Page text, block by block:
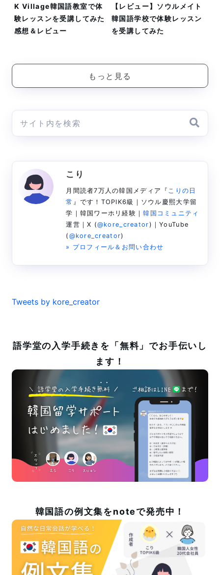
K Village韓国語教室で体
験レッスンを受講してみた
感想＆レビュー
【レビュー】ソウルメイト
韓国語学校で体験レッスン
を受講してみた
もっと見る
こり
月間読者7万人の韓国メディア『 こりの日
常 』です！TOPIK6級｜ソウル慶熙大学留
学｜韓国ワーホリ経験｜韓国コミュニティ
運営｜X (@kore_creator)｜YouTube
( @kore_creator)
» プロフィール＆お問い合わせ
Tweets by kore_creator
語学堂の入学手続きを「無料」でお手伝いし
ます！
韓国語の例文集をnoteで発売中！